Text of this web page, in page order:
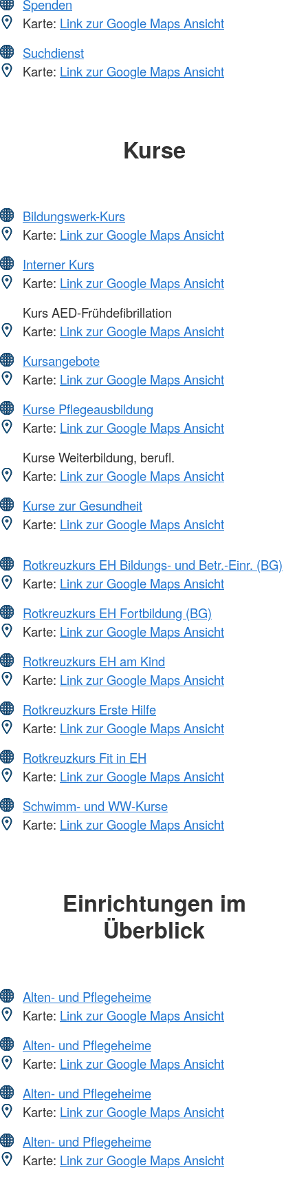
Spenden
Karte: Link zur Google Maps Ansicht
Suchdienst
Karte: Link zur Google Maps Ansicht
Kurse
Bildungswerk-Kurs
Karte: Link zur Google Maps Ansicht
Interner Kurs
Karte: Link zur Google Maps Ansicht
Kurs AED-Frühdefibrillation
Karte: Link zur Google Maps Ansicht
Kursangebote
Karte: Link zur Google Maps Ansicht
Kurse Pflegeausbildung
Karte: Link zur Google Maps Ansicht
Kurse Weiterbildung, berufl.
Karte: Link zur Google Maps Ansicht
Kurse zur Gesundheit
Karte: Link zur Google Maps Ansicht
Rotkreuzkurs EH Bildungs- und Betr.-Einr. (BG)
Karte: Link zur Google Maps Ansicht
Rotkreuzkurs EH Fortbildung (BG)
Karte: Link zur Google Maps Ansicht
Rotkreuzkurs EH am Kind
Karte: Link zur Google Maps Ansicht
Rotkreuzkurs Erste Hilfe
Karte: Link zur Google Maps Ansicht
Rotkreuzkurs Fit in EH
Karte: Link zur Google Maps Ansicht
Schwimm- und WW-Kurse
Karte: Link zur Google Maps Ansicht
Einrichtungen im
Überblick
Alten- und Pflegeheime
Karte: Link zur Google Maps Ansicht
Alten- und Pflegeheime
Karte: Link zur Google Maps Ansicht
Alten- und Pflegeheime
Karte: Link zur Google Maps Ansicht
Alten- und Pflegeheime
Karte: Link zur Google Maps Ansicht